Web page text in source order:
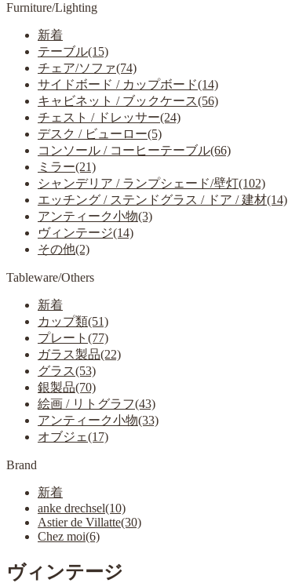
Furniture/Lighting
新着
テーブル(15)
チェア/ソファ(74)
サイドボード / カップボード(14)
キャビネット / ブックケース(56)
チェスト / ドレッサー(24)
デスク / ビューロー(5)
コンソール / コーヒーテーブル(66)
ミラー(21)
シャンデリア / ランプシェード/壁灯(102)
エッチング / ステンドグラス / ドア / 建材(14)
アンティーク小物(3)
ヴィンテージ(14)
その他(2)
Tableware/Others
新着
カップ類(51)
プレート(77)
ガラス製品(22)
グラス(53)
銀製品(70)
絵画 / リトグラフ(43)
アンティーク小物(33)
オブジェ(17)
Brand
新着
anke drechsel(10)
Astier de Villatte(30)
Chez moi(6)
ヴィンテージ